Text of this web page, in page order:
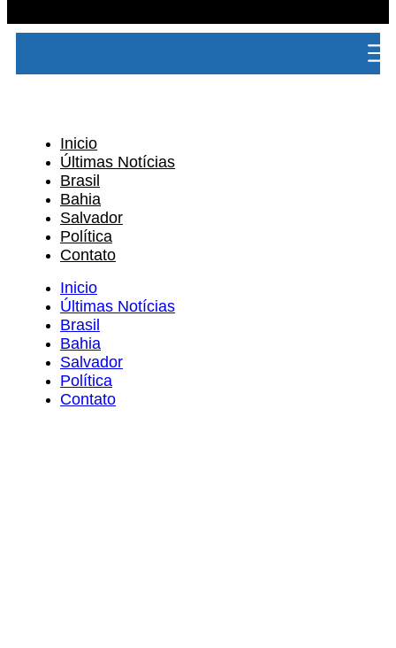
Inicio
Últimas Notícias
Brasil
Bahia
Salvador
Política
Contato
Inicio
Últimas Notícias
Brasil
Bahia
Salvador
Política
Contato